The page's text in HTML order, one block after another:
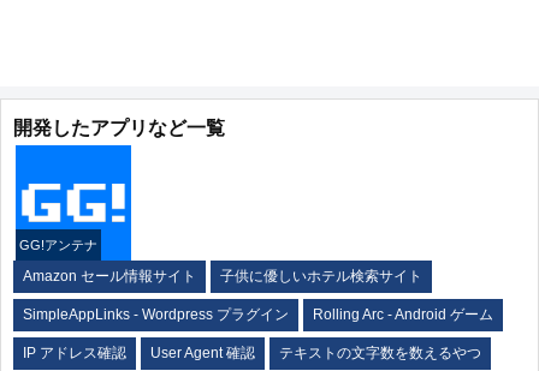
開発したアプリなど一覧
GG!アンテナ
Amazon セール情報サイト 子供に優しいホテル検索サイト
SimpleAppLinks - Wordpress プラグイン Rolling Arc - Android ゲーム
IP アドレス確認 User Agent 確認 テキストの文字数を数えるやつ